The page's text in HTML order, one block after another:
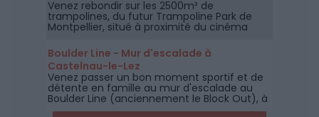
Venez rebondir sur les 2500m² de
trampolines, du futur Trampoline Park de
Montpellier, situé à proximité du cinéma
CGR de Lattes.
Boulder Line - Mur d'escalade à
Castelnau-le-Lez
Venez passer un bon moment sportif et de
détente en famille au mur d'escalade au
Boulder Line (anciennement le Block Out), à
coté de Montpellier.